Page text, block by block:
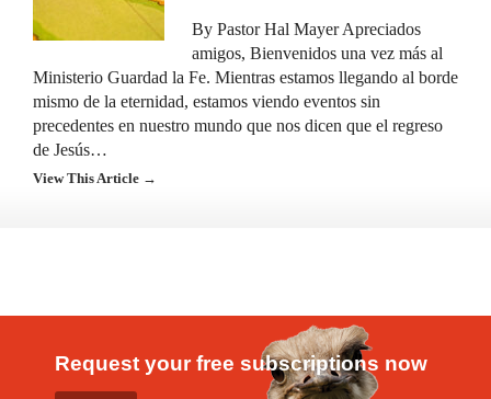
By Pastor Hal Mayer Apreciados
amigos, Bienvenidos una vez más al
Ministerio Guardad la Fe. Mientras estamos llegando al borde
mismo de la eternidad, estamos viendo eventos sin
precedentes en nuestro mundo que nos dicen que el regreso
de Jesús…
View This Article →
Request your free subscriptions now